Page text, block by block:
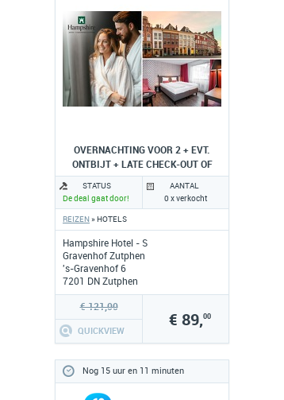
OVERNACHTING VOOR 2 + EVT.
ONTBIJT + LATE CHECK-OUT OF
DINER
Hampshire Hotel - S
Gravenhof Zutphen
's-Gravenhof 6
7201 DN Zutphen
www.hampshire-hotels.com
REIZEN» HOTELS
STATUS
De deal gaat door!
AANTAL
0 x verkocht
€ 121,00
QUICKVIEW
€ 89,00
Nog 15 uur en 11 minuten